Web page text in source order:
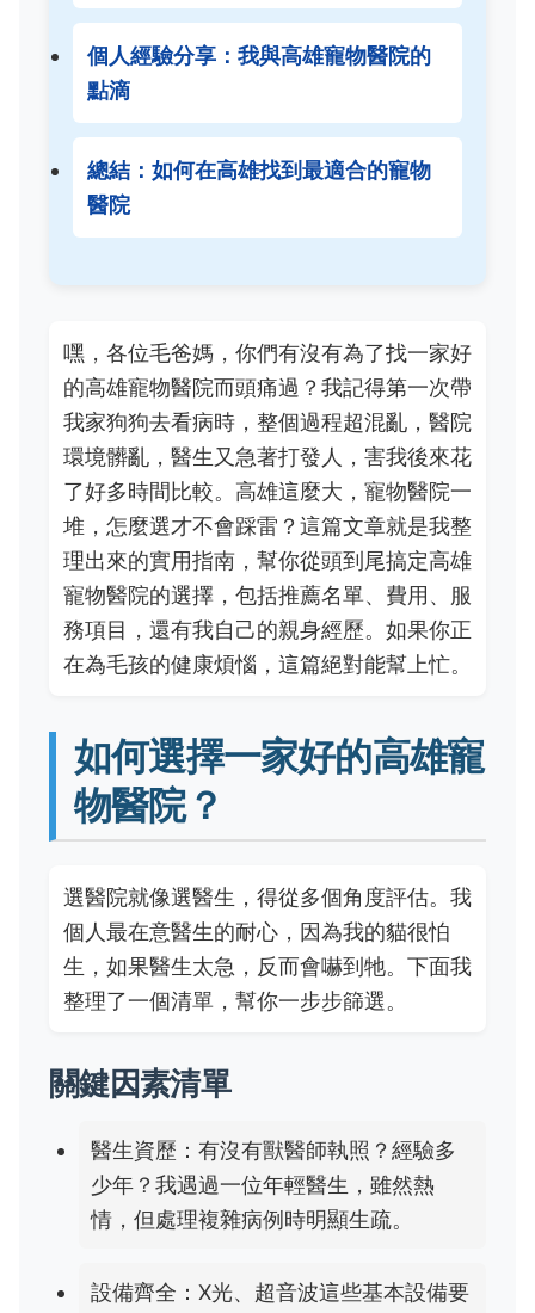
個人經驗分享：我與高雄寵物醫院的
點滴
總結：如何在高雄找到最適合的寵物
醫院
嘿，各位毛爸媽，你們有沒有為了找一家好
的高雄寵物醫院而頭痛過？我記得第一次帶
我家狗狗去看病時，整個過程超混亂，醫院
環境髒亂，醫生又急著打發人，害我後來花
了好多時間比較。高雄這麼大，寵物醫院一
堆，怎麼選才不會踩雷？這篇文章就是我整
理出來的實用指南，幫你從頭到尾搞定高雄
寵物醫院的選擇，包括推薦名單、費用、服
務項目，還有我自己的親身經歷。如果你正
在為毛孩的健康煩惱，這篇絕對能幫上忙。
如何選擇一家好的高雄寵
物醫院？
選醫院就像選醫生，得從多個角度評估。我
個人最在意醫生的耐心，因為我的貓很怕
生，如果醫生太急，反而會嚇到牠。下面我
整理了一個清單，幫你一步步篩選。
關鍵因素清單
醫生資歷：有沒有獸醫師執照？經驗多
少年？我遇過一位年輕醫生，雖然熱
情，但處理複雜病例時明顯生疏。
設備齊全：X光、超音波這些基本設備要